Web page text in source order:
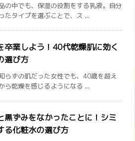
の中でも、保湿の役割をする乳液。自分
たタイプを選ぶことで、ス ...
卒業しよう！40代乾燥肌に効く
選び方
らずの肌だった女性でも、40歳を超え
ら乾燥を感じるようになる ...
黒ずみをなかったことに！シミ
る化粧水の選び方